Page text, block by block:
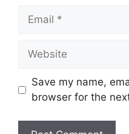
Email
Website
Save my name,
browser for the